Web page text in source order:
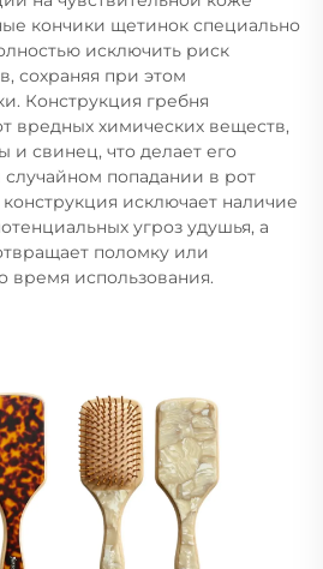
кончики щетинок специально
исключить риск
сохраняя при этом
Конструкция гребня
вредных химических веществ,
и свинец, что делает его
попадании в рот
исключает наличие
угроз удушья, а
поломку или
время использования.